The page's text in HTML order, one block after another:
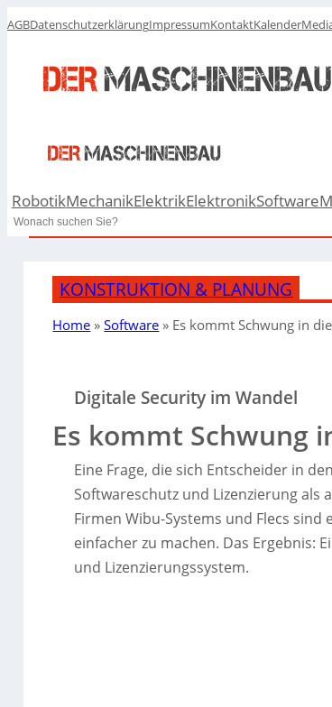
AGBDatenschutzerklärungImpressumKontaktKalender
RobotikMechanikElektrikElektronikSoftware
Search
KONSTRUKTION & PLANUNG
Home »Software » Es kommt Schwung in
Digitale Security im Wandel
Es kommt Schwung
Eine Frage, die sich Entscheider in
Softwareschutz und Lizenzierung als
Firmen Wibu-Systems und Flecs
einfacher zu machen. Das Ergebnis:
und Lizenzierungssystem.